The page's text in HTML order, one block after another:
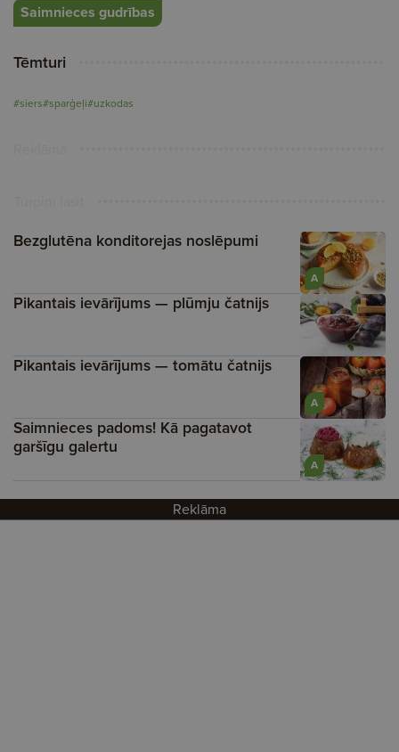
Saimnieces gudrības
Tēmturi
#siers#sparģeļi#uzkodas
A
Bezglutēna konditorejas noslēpumi
Pikantais ievārījums — plūmju čatnijs
A
Pikantais ievārījums — tomātu čatnijs
A
Saimnieces padoms! Kā pagatavot
garšīgu galertu
Reklāma